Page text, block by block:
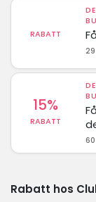
RABATT
15%
RABATT
Rabatt hos